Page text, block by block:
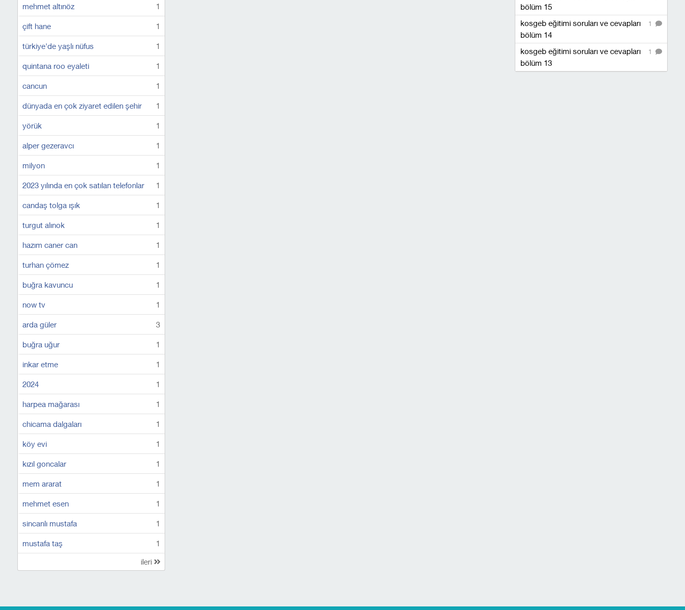
mehmet altınöz 1
çift hane 1
türkiye'de yaşlı nüfus 1
quintana roo eyaleti 1
cancun 1
dünyada en çok ziyaret edilen şehir 1
yörük 1
alper gezeravcı 1
milyon 1
2023 yılında en çok satılan telefonlar 1
candaş tolga ışık 1
turgut alınok 1
hazım caner can 1
turhan çömez 1
buğra kavuncu 1
now tv 1
arda güler 3
buğra uğur 1
inkar etme 1
2024 1
harpea mağarası 1
chicama dalgaları 1
köy evi 1
kızıl goncalar 1
mem ararat 1
mehmet esen 1
sincanlı mustafa 1
mustafa taş 1
ileri
bölüm 15
1
kosgeb eğitimi soruları ve cevapları
bölüm 14
1
kosgeb eğitimi soruları ve cevapları
bölüm 13